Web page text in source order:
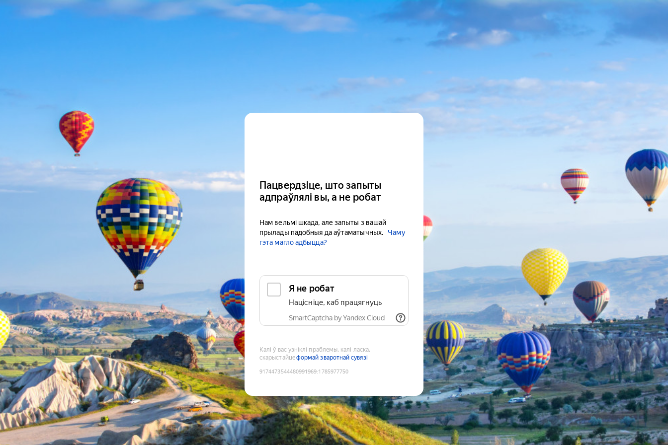
Пацвердзіце, што запыты
адпраўлялі вы, а не робат
Нам вельмі шкада, але запыты з вашай
прылады падобныя да аўтаматычных.
Чаму
гэта магло адбыцца?
Я не робат
Націсніце, каб працягнуць
SmartCaptcha by Yandex Cloud
Калі ў вас узніклі праблемы, калі ласка,
скарыстайцеформай зваротнай сувязі
9174473544480991969:1785977750